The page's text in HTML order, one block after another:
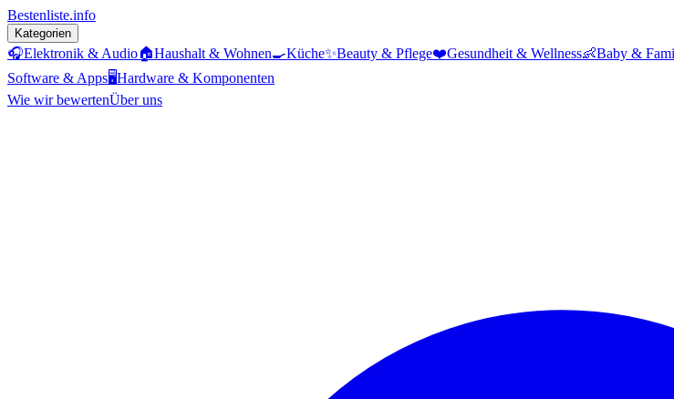
Bestenliste.info
Kategorien
🎧Elektronik & Audio🏠Haushalt & Wohnen🍳Küche✨Beauty & Pflege❤️Gesundheit & Wellness👶Baby &
Software & Apps🖥️Hardware & Komponenten
Wie wir bewertenÜber uns